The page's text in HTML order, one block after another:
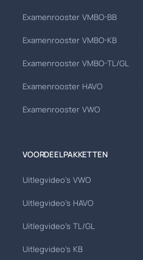
Examenrooster VMBO-BB
Examenrooster VMBO-KB
Examenrooster VMBO-TL/GL
Examenrooster HAVO
Examenrooster VWO
VOORDEELPAKKETTEN
Uitlegvideo's VWO
Uitlegvideo's HAVO
Uitlegvideo's TL/GL
Uitlegvideo's KB